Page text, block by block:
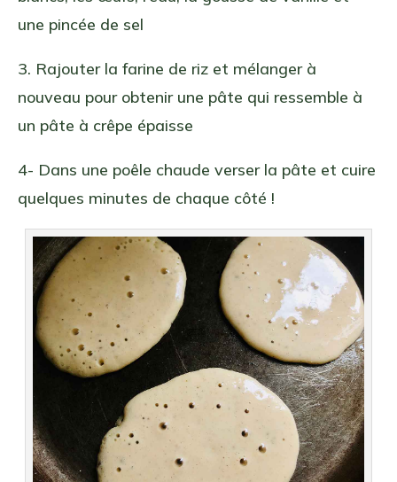
une pincée de sel
3. Rajouter la farine de riz et mélanger à
nouveau pour obtenir une pâte qui ressemble à
un pâte à crêpe épaisse
4- Dans une poêle chaude verser la pâte et cuire
quelques minutes de chaque côté !